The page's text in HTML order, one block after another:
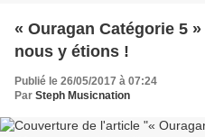
« Ouragan Catégorie 5
nous y étions !
Publié le 26/05/2017 à 07:24
Par Steph Musicnation